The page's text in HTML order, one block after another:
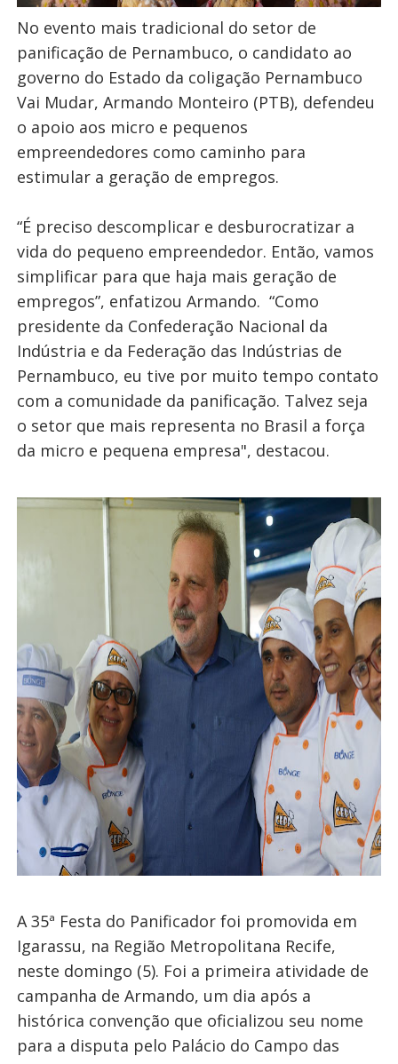
No evento mais tradicional do setor de
panificação de Pernambuco, o candidato ao
governo do Estado da coligação Pernambuco
Vai Mudar, Armando Monteiro (PTB), defendeu
o apoio aos micro e pequenos
empreendedores como caminho para
estimular a geração de empregos.
“É preciso descomplicar e desburocratizar a
vida do pequeno empreendedor. Então, vamos
simplificar para que haja mais geração de
empregos”, enfatizou Armando. “Como
presidente da Confederação Nacional da
Indústria e da Federação das Indústrias de
Pernambuco, eu tive por muito tempo contato
com a comunidade da panificação. Talvez seja
o setor que mais representa no Brasil a força
da micro e pequena empresa", destacou.
A 35ª Festa do Panificador foi promovida em
Igarassu, na Região Metropolitana Recife,
neste domingo (5). Foi a primeira atividade de
campanha de Armando, um dia após a
histórica convenção que oficializou seu nome
para a disputa pelo Palácio do Campo das